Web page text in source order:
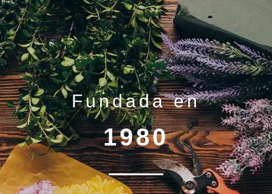
Fundada en
1980